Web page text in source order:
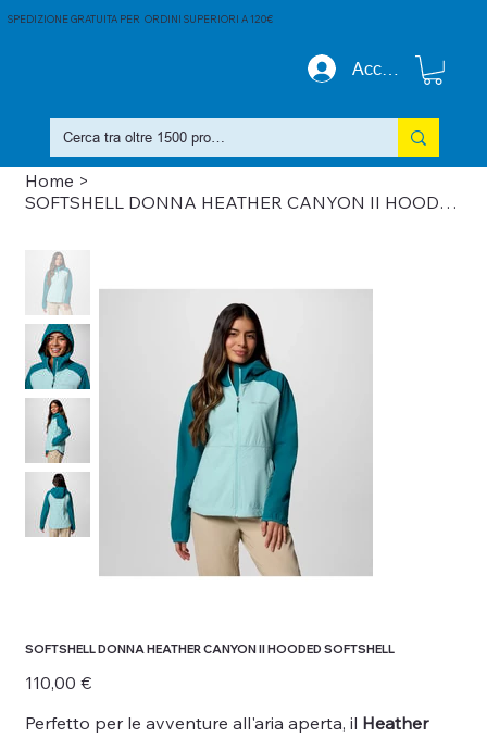
Accedi
SPEDIZIONE GRATUITA PER ORDINI SUPERIORI A 120€
Home >
SOFTSHELL DONNA HEATHER CANYON II HOODED SOFTSHELL
SOFTSHELL DONNA HEATHER CANYON II HOODED SOFTSHELL
Prezzo
110,00 €
Perfetto per le avventure all'aria aperta, il Heather